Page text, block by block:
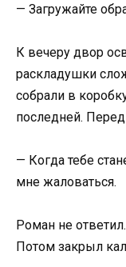
— Загружайте
К вечеру двор
раскладушки
собрали в
последней.
— Когда тебе
мне жаловаться.
Роман не
Потом закрыл